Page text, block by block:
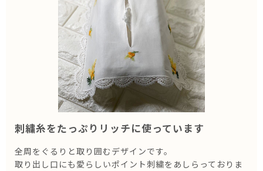
刺繍糸をたっぷりリッチに使っています
全周をぐるりと取り囲むデザインです。
取り出し口にも愛らしいポイント刺繍をあしらっておりま